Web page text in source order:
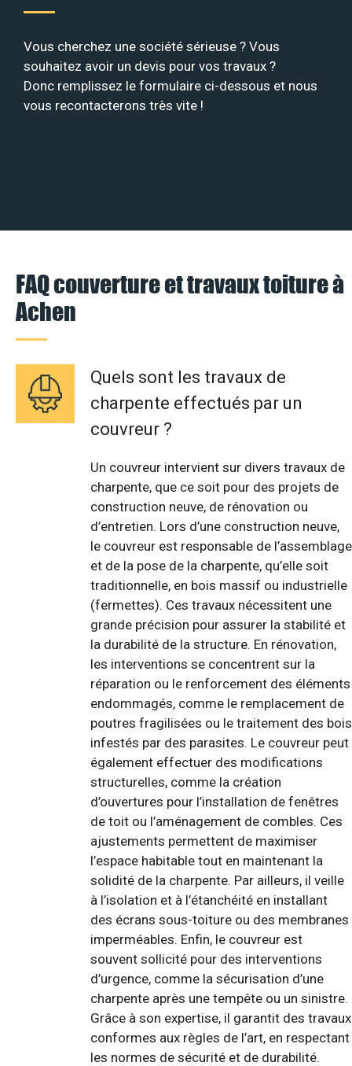
Vous cherchez une société sérieuse ? Vous
souhaitez avoir un devis pour vos travaux ?
Donc remplissez le formulaire ci-dessous et nous
vous recontacterons très vite !
FAQ couverture et travaux toiture à
Achen
Quels sont les travaux de
charpente effectués par un
couvreur ?
Un couvreur intervient sur divers travaux de
charpente, que ce soit pour des projets de
construction neuve, de rénovation ou
d’entretien. Lors d’une construction neuve,
le couvreur est responsable de l’assemblage
et de la pose de la charpente, qu’elle soit
traditionnelle, en bois massif ou industrielle
(fermettes). Ces travaux nécessitent une
grande précision pour assurer la stabilité et
la durabilité de la structure. En rénovation,
les interventions se concentrent sur la
réparation ou le renforcement des éléments
endommagés, comme le remplacement de
poutres fragilisées ou le traitement des bois
infestés par des parasites. Le couvreur peut
également effectuer des modifications
structurelles, comme la création
d’ouvertures pour l’installation de fenêtres
de toit ou l’aménagement de combles. Ces
ajustements permettent de maximiser
l’espace habitable tout en maintenant la
solidité de la charpente. Par ailleurs, il veille
à l’isolation et à l’étanchéité en installant
des écrans sous-toiture ou des membranes
imperméables. Enfin, le couvreur est
souvent sollicité pour des interventions
d’urgence, comme la sécurisation d’une
charpente après une tempête ou un sinistre.
Grâce à son expertise, il garantit des travaux
conformes aux règles de l’art, en respectant
les normes de sécurité et de durabilité.